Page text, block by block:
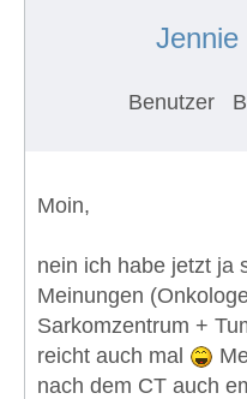
Jennie
Benutzer
Moin,
nein ich habe jetzt ja
Meinungen
Sarkomzentrum +
reicht auch mal
nach dem CT auch